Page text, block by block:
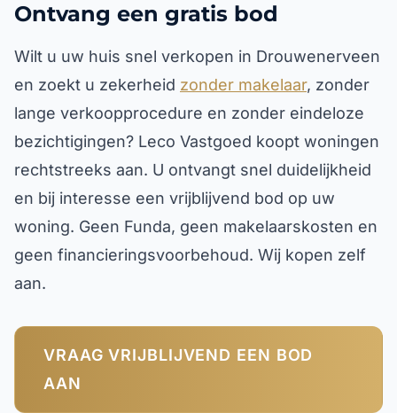
Ontvang een gratis bod
Wilt u uw huis snel verkopen in Drouwenerveen
en zoekt u zekerheid zonder makelaar, zonder
lange verkoopprocedure en zonder eindeloze
bezichtigingen? Leco Vastgoed koopt woningen
rechtstreeks aan. U ontvangt snel duidelijkheid
en bij interesse een vrijblijvend bod op uw
woning. Geen Funda, geen makelaarskosten en
geen financieringsvoorbehoud. Wij kopen zelf
aan.
VRAAG VRIJBLIJVEND EEN BOD
AAN